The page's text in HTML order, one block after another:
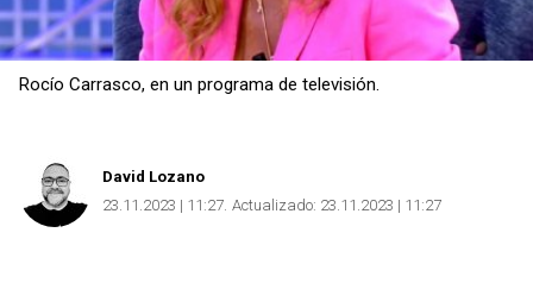
Rocío Carrasco, en un programa de televisión.
David Lozano
23.11.2023 | 11:27 Actualizado: 23.11.2023 | 11:27